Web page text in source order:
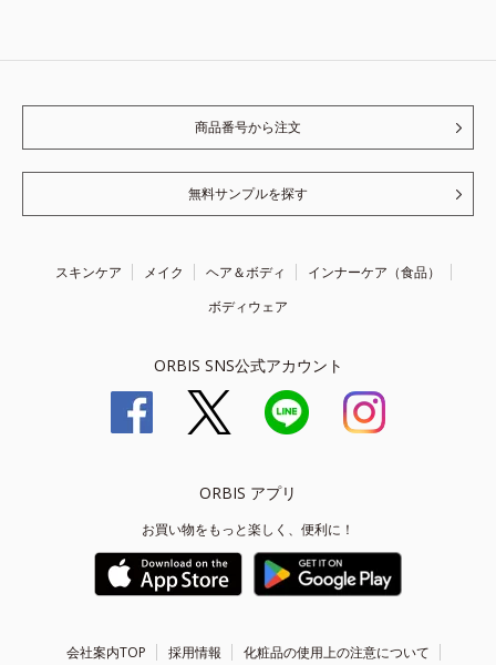
商品番号から注文
無料サンプルを探す
スキンケア メイク ヘア＆ボディ
インナーケア（食品）
ボディウェア
ORBIS SNS公式アカウント
ORBIS アプリ
お買い物をもっと楽しく、便利に！
会社案内TOP 採用情報
化粧品の使用上の注意について